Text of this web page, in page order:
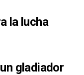
la lucha
gladiador